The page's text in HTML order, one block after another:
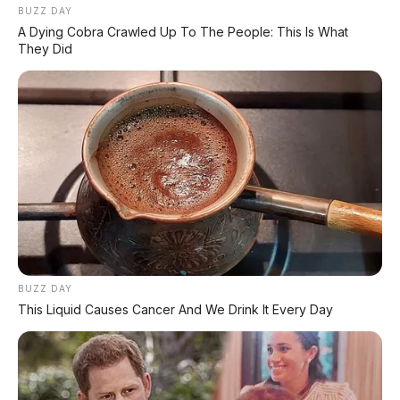
ini.
dengan kursi pijat, teknologi ADAS canggih
(1.280 TOPS + LiDAR), dan pilihan dua platform
(800V & 1.000V) yang fleksibel.
Denganharga mulai Rp430 jutaan
di China,
D99 jauh lebih murah dari Toyota Alphard yang
di Indonesia bisa mencapai Rp2 miliar lebih.
Sayangnya,belum ada kepastian apakah
Leapmotor akan membawa D99 ke Indonesia.
Yang menarik,dukungan Stellantis(induk
dari Jeep, Peugeot, Citroen) akan membantu
Leapmotor masuk ke Eropa. Lalu bagaimana
dengan Indonesia? Stellantis juga memiliki
jaringan di Indonesia (melalui Peugeot dan
Citroen). Bukan tidak mungkin D99 bisa masuk
melalui jalur ini. Kita lihat saja perkembangan
ke depannya.
BUZZ DAY
A Dying Cobra Crawled Up To The People: This Is What
They Did
BUZZ DAY
This Liquid Causes Cancer And We Drink It Every Day